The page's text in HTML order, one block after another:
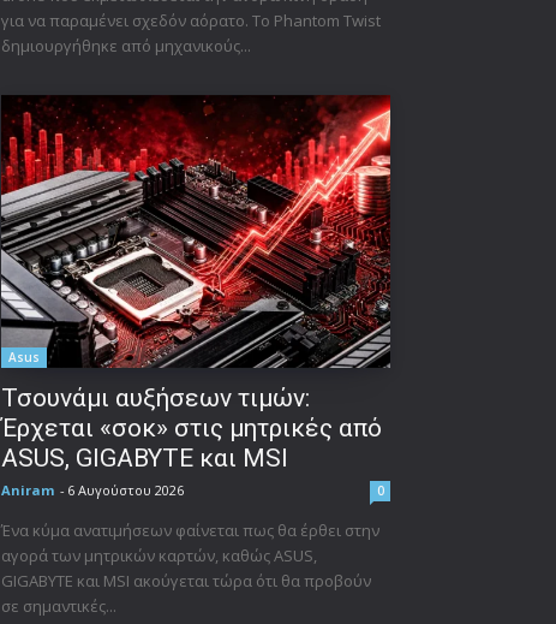
για να παραμένει σχεδόν αόρατο. Το Phantom Twist
δημιουργήθηκε από μηχανικούς...
Asus
Τσουνάμι αυξήσεων τιμών:
Έρχεται «σοκ» στις μητρικές από
ASUS, GIGABYTE και MSI
Aniram - 6 Αυγούστου 2026 0
Ένα κύμα ανατιμήσεων φαίνεται πως θα έρθει στην
αγορά των μητρικών καρτών, καθώς ASUS,
GIGABYTE και MSI ακούγεται τώρα ότι θα προβούν
σε σημαντικές...